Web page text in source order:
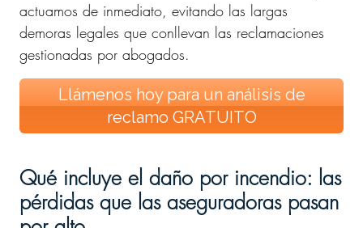
actuamos de inmediato, evitando las largas
demoras legales que conllevan las reclamaciones
gestionadas por abogados.
Llámenos hoy para un análisis de
reclamo GRATUITO
Qué incluye el daño por incendio: las
pérdidas que las aseguradoras pasan